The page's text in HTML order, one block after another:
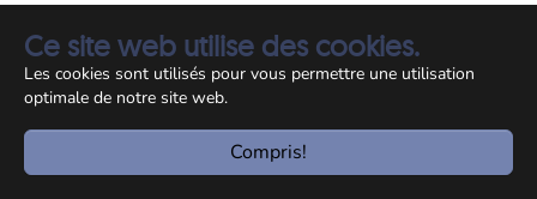
Ce site web utilise des cookies.
Les cookies sont utilisés pour vous permettre une utilisation
optimale de notre site web.
Compris!